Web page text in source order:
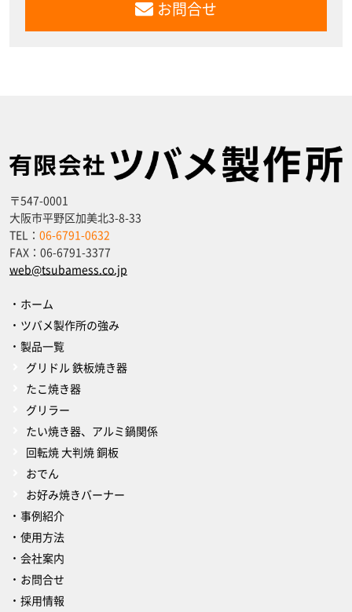
お問合せ
〒547-0001
大阪市平野区加美北3-8-33
TEL： 06-6791-0632
FAX： 06-6791-3377
web@tsubamess.co.jp
ホーム
ツバメ製作所の強み
製品一覧
グリドル 鉄板焼き器
たこ焼き器
グリラー
たい焼き器、アルミ鍋関係
回転焼 大判焼 銅板
おでん
お好み焼きバーナー
事例紹介
使用方法
会社案内
お問合せ
採用情報